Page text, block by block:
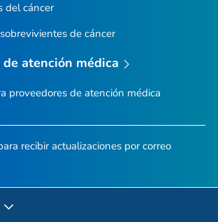
del cáncer
de cáncer
de atención médica
proveedores de atención médica
recibir actualizaciones por correo